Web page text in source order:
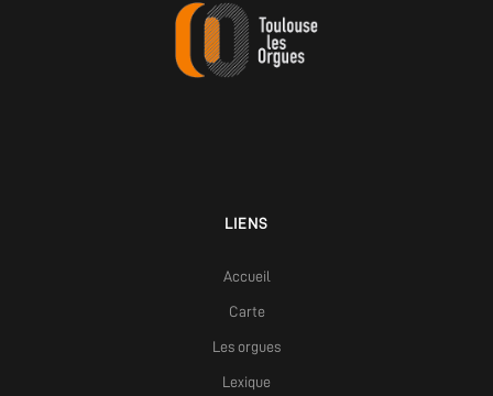
LIENS
Accueil
Carte
Les orgues
Lexique